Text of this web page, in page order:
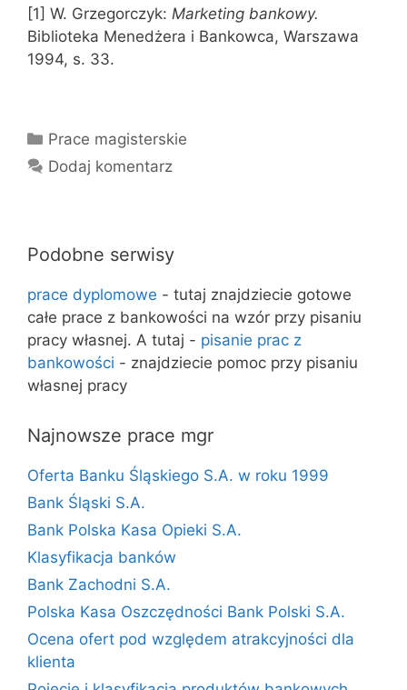
[1] W. Grzegorczyk: Marketing bankowy.
Biblioteka Menedżera i Bankowca, Warszawa
1994, s. 33.
Kategorie
Prace magisterskie
Dodaj komentarz
Podobne serwisy
prace dyplomowe - tutaj znajdziecie gotowe
całe prace z bankowości na wzór przy pisaniu
pracy własnej. A tutaj - pisanie prac z
bankowości - znajdziecie pomoc przy pisaniu
własnej pracy
Najnowsze prace mgr
Oferta Banku Śląskiego S.A. w roku 1999
Bank Śląski S.A.
Bank Polska Kasa Opieki S.A.
Klasyfikacja banków
Bank Zachodni S.A.
Polska Kasa Oszczędności Bank Polski S.A.
Ocena ofert pod względem atrakcyjności dla
klienta